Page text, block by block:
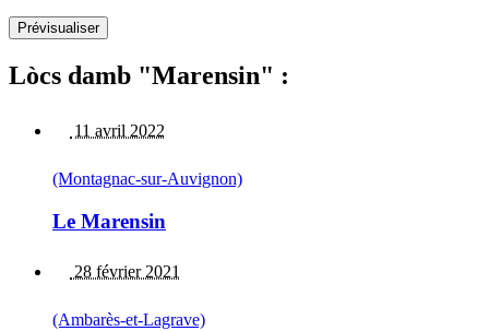
Lòcs damb "Marensin" :
11 avril 2022
(Montagnac-sur-Auvignon)
Le Marensin
28 février 2021
(Ambarès-et-Lagrave)